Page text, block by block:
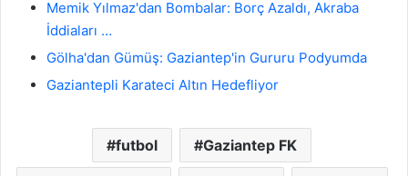
Memik Yılmaz'dan Bombalar: Borç Azaldı, Akraba
İddiaları …
Gölha'dan Gümüş: Gaziantep'in Gururu Podyumda
Gaziantepli Karateci Altın Hedefliyor
futbol Gaziantep FK